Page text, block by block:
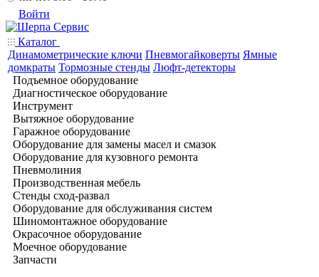
Войти
Каталог
Динамометрические ключи Пневмогайковерты Ямные
домкраты Тормозные стенды Люфт-детекторы
Подъемное оборудование
Диагностическое оборудование
Инструмент
Вытяжное оборудование
Гаражное оборудование
Оборудование для замены масел и смазок
Оборудование для кузовного ремонта
Пневмолиния
Производственная мебель
Стенды сход-развал
Оборудование для обслуживания систем
Шиномонтажное оборудование
Окрасочное оборудование
Моечное оборудование
Запчасти